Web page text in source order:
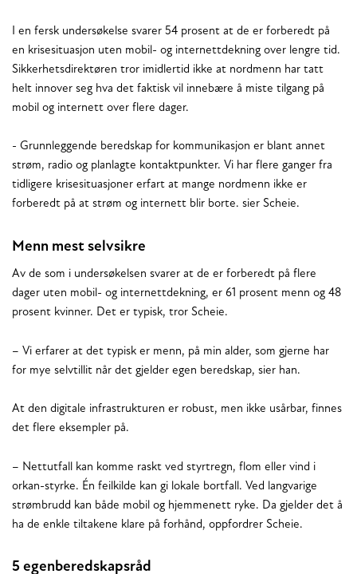
I en fersk undersøkelse svarer 54 prosent at de er forberedt på
en krisesituasjon uten mobil- og internettdekning over lengre tid.
Sikkerhetsdirektøren tror imidlertid ikke at nordmenn har tatt
helt innover seg hva det faktisk vil innebære å miste tilgang på
mobil og internett over flere dager.
- Grunnleggende beredskap for kommunikasjon er blant annet
strøm, radio og planlagte kontaktpunkter. Vi har flere ganger fra
tidligere krisesituasjoner erfart at mange nordmenn ikke er
forberedt på at strøm og internett blir borte. sier Scheie.
Menn mest selvsikre
Av de som i undersøkelsen svarer at de er forberedt på flere
dager uten mobil- og internettdekning, er 61 prosent menn og 48
prosent kvinner. Det er typisk, tror Scheie.
– Vi erfarer at det typisk er menn, på min alder, som gjerne har
for mye selvtillit når det gjelder egen beredskap, sier han.
At den digitale infrastrukturen er robust, men ikke usårbar, finnes
det flere eksempler på.
– Nettutfall kan komme raskt ved styrtregn, flom eller vind i
orkan-styrke. Én feilkilde kan gi lokale bortfall. Ved langvarige
strømbrudd kan både mobil og hjemmenett ryke. Da gjelder det å
ha de enkle tiltakene klare på forhånd, oppfordrer Scheie.
5 egenberedskapsråd